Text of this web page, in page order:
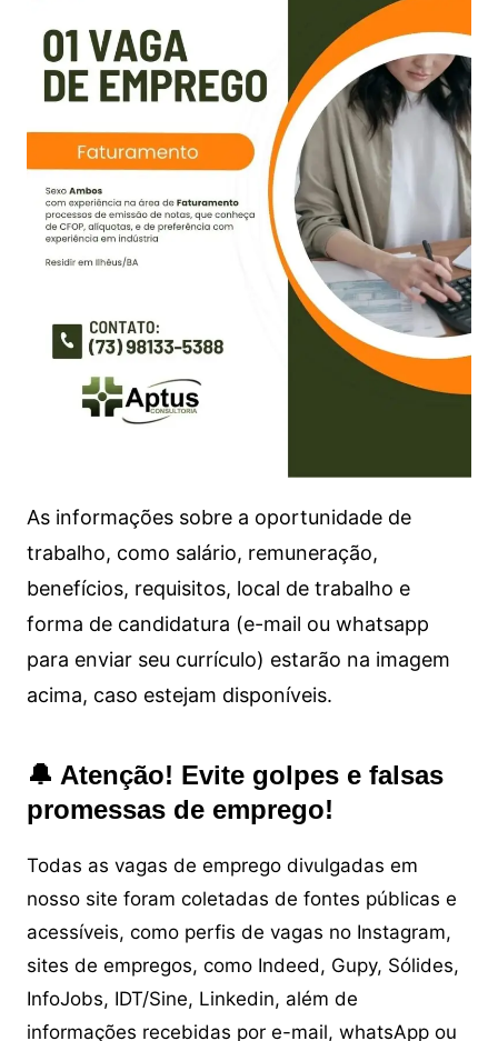
As informações sobre a oportunidade de
trabalho, como salário, remuneração,
benefícios, requisitos, local de trabalho e
forma de candidatura (e-mail ou whatsapp
para enviar seu currículo) estarão na imagem
acima, caso estejam disponíveis.
🔔 Atenção! Evite golpes e falsas
promessas de emprego!
Todas as vagas de emprego divulgadas em
nosso site foram coletadas de fontes públicas e
acessíveis, como perfis de vagas no Instagram,
sites de empregos, como Indeed, Gupy, Sólides,
InfoJobs, IDT/Sine, Linkedin, além de
informações recebidas por e-mail, whatsApp ou